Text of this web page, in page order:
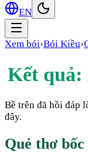
EN
Xem bói›Bói Kiều›
Kết quả:
Bề trên đã hồi đáp
đây.
Quẻ thơ